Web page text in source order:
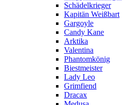
Schädelkrieger
Kapitän Weißbart
Gargoyle
Candy Kane
Arktika
Valentina
Phantomkönig
Biestmeister
Lady Leo
Grimfiend
Dracax